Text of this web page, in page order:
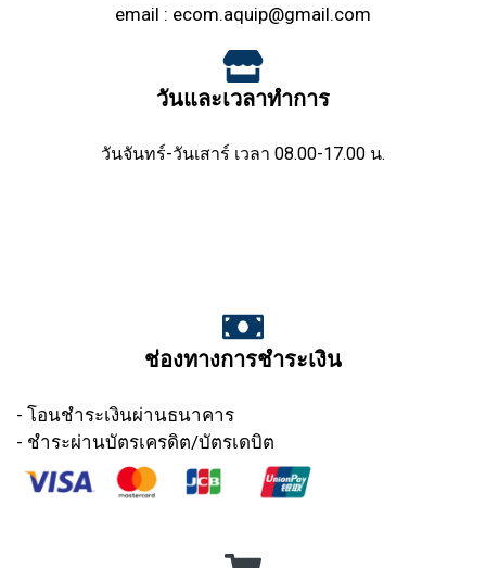
email : ecom.aquip@gmail.com
วันและเวลาทำการ
วันจันทร์-วันเสาร์ เวลา 08.00-17.00 น.
ช่องทางการชำระเงิน
- โอนชำระเงินผ่านธนาคาร
- ชำระผ่านบัตรเครดิต/บัตรเดบิต